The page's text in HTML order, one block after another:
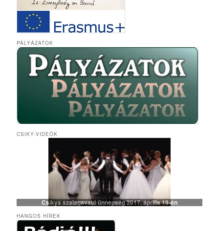
PÁLYÁZATOK
CSIKY-VIDEÓK
Csikys szalagavató ünnepség 2017. április 19-én
HANGOS HÍREK